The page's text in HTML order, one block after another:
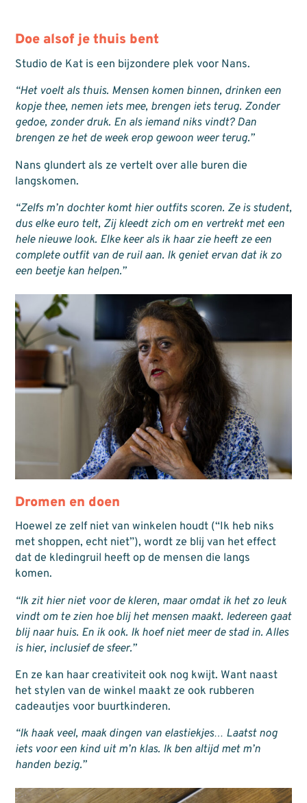
Doe alsof je thuis bent
Studio de Kat is een bijzondere plek voor Nans.
“Het voelt als thuis. Mensen komen binnen, drinken een
kopje thee, nemen iets mee, brengen iets terug. Zonder
gedoe, zonder druk. En als iemand niks vindt? Dan
brengen ze het de week erop gewoon weer terug.”
Nans glundert als ze vertelt over alle buren die
langskomen.
“Zelfs m’n dochter komt hier outfits scoren. Ze is student,
dus elke euro telt, Zij kleedt zich om en vertrekt met een
hele nieuwe look. Elke keer als ik haar zie heeft ze een
complete outfit van de ruil aan. Ik geniet ervan dat ik zo
een beetje kan helpen.”
Dromen en doen
Hoewel ze zelf niet van winkelen houdt (“Ik heb niks
met shoppen, echt niet”), wordt ze blij van het effect
dat de kledingruil heeft op de mensen die langs
komen.
“Ik zit hier niet voor de kleren, maar omdat ik het zo leuk
vindt om te zien hoe blij het mensen maakt. Iedereen gaat
blij naar huis. En ik ook. Ik hoef niet meer de stad in. Alles
is hier, inclusief de sfeer.”
En ze kan haar creativiteit ook nog kwijt. Want naast
het stylen van de winkel maakt ze ook rubberen
cadeautjes voor buurtkinderen.
“Ik haak veel, maak dingen van elastiekjes… Laatst nog
iets voor een kind uit m’n klas. Ik ben altijd met m’n
handen bezig.”